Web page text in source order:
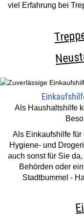
viel Erfahrung bei
Als Haushaltshilfe
Als Einkaufshilfe
Hygiene- und
auch sonst für Sie
Behörden oder
Stadtbummel -